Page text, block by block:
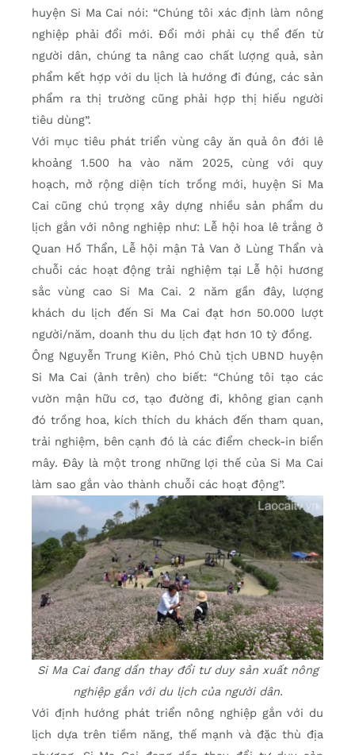
huyện Si Ma Cai nói: “Chúng tôi xác định làm nông
nghiệp phải đổi mới. Đổi mới phải cụ thể đến từ
người dân, chúng ta nâng cao chất lượng quả, sản
phẩm kết hợp với du lịch là hướng đi đúng, các sản
phẩm ra thị trường cũng phải hợp thị hiếu người
tiêu dùng”.
Với mục tiêu phát triển vùng cây ăn quả ôn đới lê
khoảng 1.500 ha vào năm 2025, cùng với quy
hoạch, mở rộng diện tích trồng mới, huyện Si Ma
Cai cũng chú trọng xây dựng nhiều sản phẩm du
lịch gắn với nông nghiệp như: Lễ hội hoa lê trắng ở
Quan Hồ Thẩn, Lễ hội mận Tả Van ở Lùng Thẩn và
chuỗi các hoạt động trải nghiệm tại Lễ hội hương
sắc vùng cao Si Ma Cai. 2 năm gần đây, lượng
khách du lịch đến Si Ma Cai đạt hơn 50.000 lượt
người/năm, doanh thu du lịch đạt hơn 10 tỷ đồng.
Ông Nguyễn Trung Kiên, Phó Chủ tịch UBND huyện
Si Ma Cai (ảnh trên) cho biết: “Chúng tôi tạo các
vườn mận hữu cơ, tạo đường đi, không gian cạnh
đó trồng hoa, kích thích du khách đến tham quan,
trải nghiệm, bên cạnh đó là các điểm check-in biển
mây. Đây là một trong những lợi thế của Si Ma Cai
làm sao gắn vào thành chuỗi các hoạt động”.
Si Ma Cai đang dần thay đổi tư duy sản xuất nông
nghiệp gắn với du lịch của người dân.
Với định hướng phát triển nông nghiệp gắn với du
lịch dựa trên tiềm năng, thế mạnh và đặc thù địa